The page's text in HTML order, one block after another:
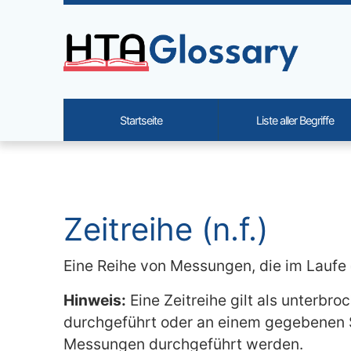
Navigation and related
Zeitreihe (n.f.)
Eine Reihe von Messungen, die im
Hinweis: Eine Zeitreihe gilt als
durchgeführt oder an einem
Messungen durchgeführt werden.
Site identity, navigation, etc.
Startseite Liste aller Begriffe